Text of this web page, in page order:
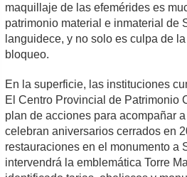
maquillaje de las efemérides es
patrimonio material e inmaterial de
languidece, y no solo es culpa de
bloqueo.
En la superficie, las instituciones
El Centro Provincial de Patrimonio
plan de acciones para acompañar
celebran aniversarios cerrados en
restauraciones en el monumento a
intervendrá la emblemática Torre